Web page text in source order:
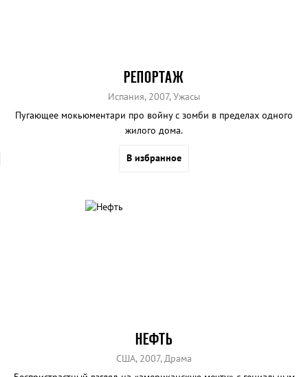
РЕПОРТАЖ
Испания, 2007, Ужасы
Пугающее мокьюментари про войну с зомби в пределах одного
жилого дома.
В избранное
НЕФТЬ
США, 2007, Драма